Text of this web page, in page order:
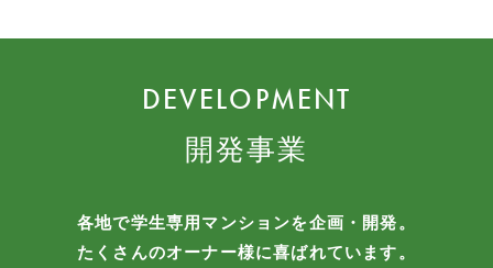
DEVELOPMENT
開発事業
各地で学生専用マンションを企画・開発。
たくさんのオーナー様に喜ばれています。